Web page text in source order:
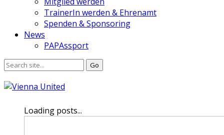
TrainerIn werden & Ehrenamt
Spenden & Sponsoring
News
PAPAssport
Loading posts...